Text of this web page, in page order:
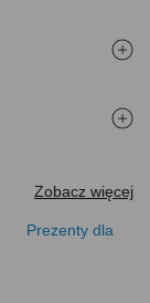
Zobacz więcej
Prezenty dla